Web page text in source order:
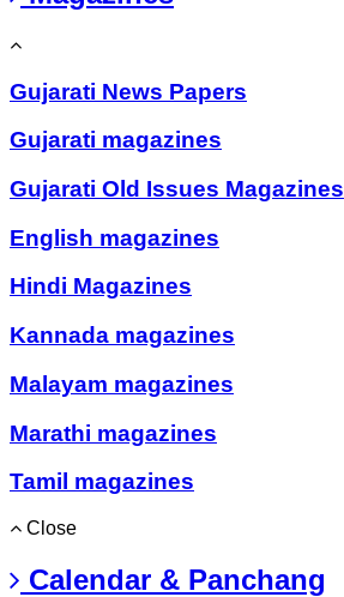
Gujarati News Papers
Gujarati magazines
Gujarati Old Issues Magazines
English magazines
Hindi Magazines
Kannada magazines
Malayam magazines
Marathi magazines
Tamil magazines
Close
Calendar & Panchang